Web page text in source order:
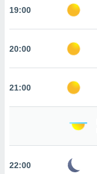
como
de
en
interés
19:00
20:00
21:00
22:00